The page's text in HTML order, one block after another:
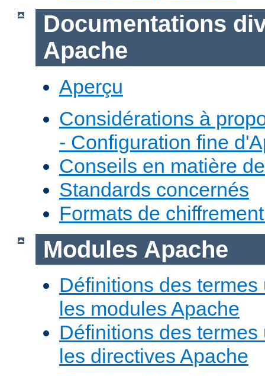
Documentations
Apache
Aperçu
Considérations à
- Configuration fine
Conseils en matière
Standards concernés
Formats de
Modules Apache
Définitions des
les modules Apache
Définitions des
les directives Apache